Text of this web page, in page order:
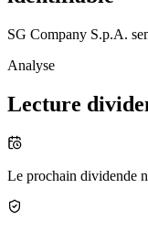
SG Company S.p.A.
Analyse
Lecture
Le prochain dividende